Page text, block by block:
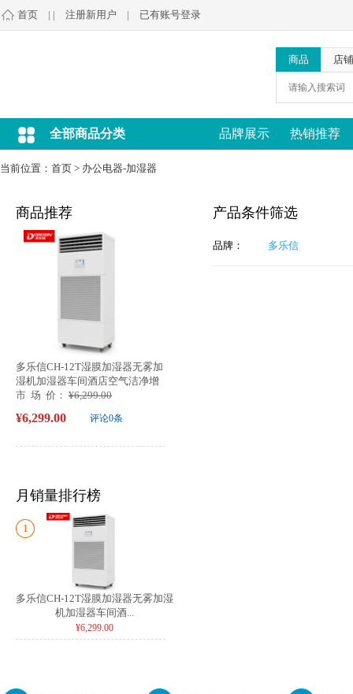
首页 | | 注册新用户 | 已有账号登录
商品 店铺
全部商品分类 品牌展示 热销推荐
当前位置： 首页 > 办公电器-加湿器
商品推荐
多乐信CH-12T湿膜加湿器无雾加
湿机加湿器车间酒店空气洁净增
湿器
市 场 价： ¥6,299.00
评论0条
¥6,299.00
月销量排行榜
1
多乐信CH-12T湿膜加湿器无雾加湿
机加湿器车间酒...
¥6,299.00
产品条件筛选
品牌： 多乐信